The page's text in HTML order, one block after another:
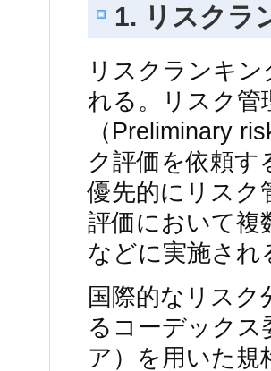
1. リスクラ
リスクランキ
れる。リスク管
（Preliminary
ク評価を依頼
優先的にリスク
評価において複
などに実施され
国際的なリス
るコーデックス
ア）を用いた規